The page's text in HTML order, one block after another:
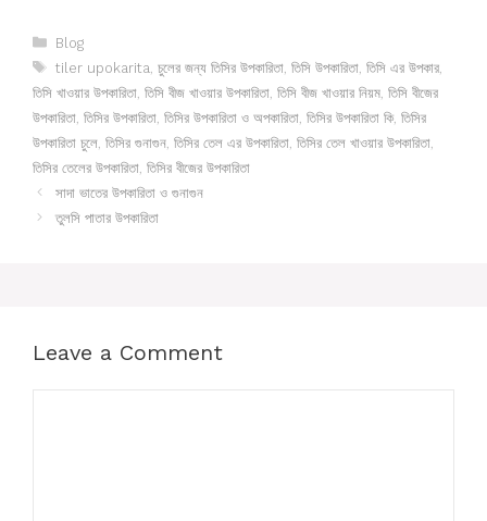
Categories
Blog
Tags
tiler upokarita চুলের জন্য তিসির উপকারিতা, তিসি উপকারিতা, তিসি এর উপকার,
তিসি খাওয়ার উপকারিতা তিসি বীজ খাওয়ার উপকারিতা তিসি বীজ খাওয়ার নিয়ম তিসি বীজের
উপকারিতা তিসির উপকারিতা তিসির উপকারিতা ও অপকারিতা তিসির উপকারিতা কি তিসির
উপকারিতা চুলে তিসির গুনাগুন তিসির তেল এর উপকারিতা তিসির তেল খাওয়ার উপকারিতা
তিসির তেলের উপকারিতা তিসির বীজের উপকারিতা
সাদা ভাতের উপকারিতা ও গুনাগুন
তুলসি পাতার উপকারিতা
Leave a Comment